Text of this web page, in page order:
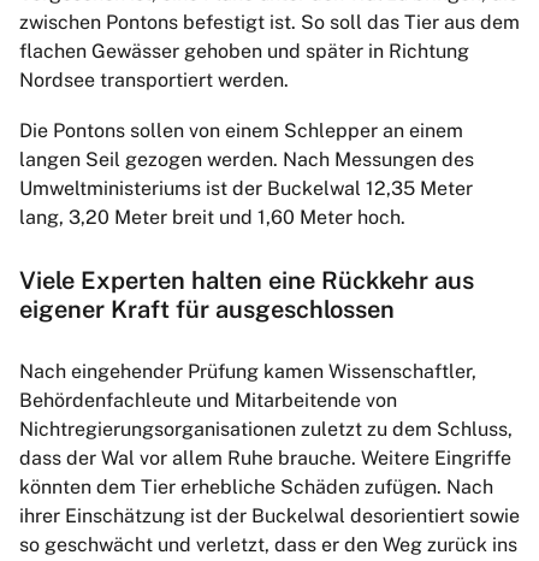
zwischen Pontons befestigt ist. So soll das Tier aus dem
flachen Gewässer gehoben und später in Richtung
Nordsee transportiert werden.
Die Pontons sollen von einem Schlepper an einem
langen Seil gezogen werden. Nach Messungen des
Umweltministeriums ist der Buckelwal 12,35 Meter
lang, 3,20 Meter breit und 1,60 Meter hoch.
Viele Experten halten eine Rückkehr aus
eigener Kraft für ausgeschlossen
Nach eingehender Prüfung kamen Wissenschaftler,
Behördenfachleute und Mitarbeitende von
Nichtregierungsorganisationen zuletzt zu dem Schluss,
dass der Wal vor allem Ruhe brauche. Weitere Eingriffe
könnten dem Tier erhebliche Schäden zufügen. Nach
ihrer Einschätzung ist der Buckelwal desorientiert sowie
so geschwächt und verletzt, dass er den Weg zurück ins